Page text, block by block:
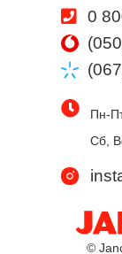
0
Пн-
Сб,
©